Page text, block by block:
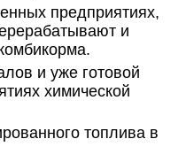
предприятиях,
и
и уже готовой
химической
топлива в